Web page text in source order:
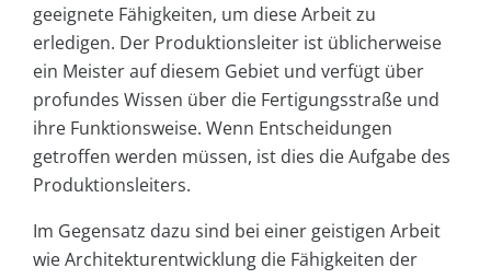
geeignete Fähigkeiten, um diese Arbeit zu
erledigen. Der Produktionsleiter ist üblicherweise
ein Meister auf diesem Gebiet und verfügt über
profundes Wissen über die Fertigungsstraße und
ihre Funktionsweise. Wenn Entscheidungen
getroffen werden müssen, ist dies die Aufgabe des
Produktionsleiters.
Im Gegensatz dazu sind bei einer geistigen Arbeit
wie Architekturentwicklung die Fähigkeiten der